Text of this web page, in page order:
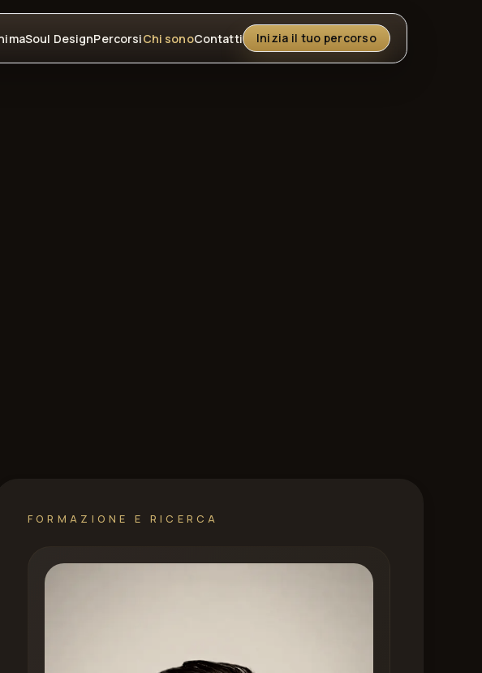
Soul DesignPercorsiChi sonoContatti Inizia il tuo percorso
FORMAZIONE E RICERCA